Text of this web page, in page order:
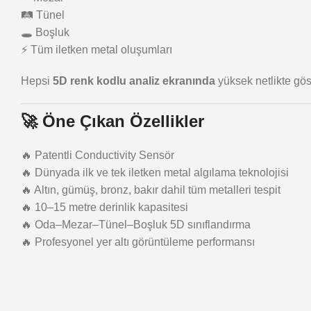
🛤️ Tünel
🕳️ Boşluk
⚡ Tüm iletken metal oluşumları
Hepsi 5D renk kodlu analiz ekranında yüksek netlikte
🚀 Öne Çıkan Özellikler
🔥 Patentli Conductivity Sensör
🔥 Dünyada ilk ve tek iletken metal algılama teknolojisi
🔥 Altın, gümüş, bronz, bakır dahil tüm metalleri tespit
🔥 10–15 metre derinlik kapasitesi
🔥 Oda–Mezar–Tünel–Boşluk 5D sınıflandırma
🔥 Profesyonel yer altı görüntüleme performansı